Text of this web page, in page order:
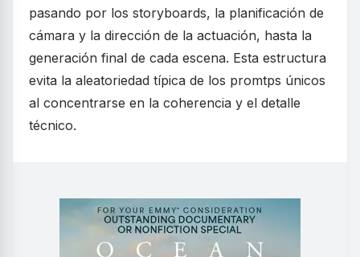
pasando por los storyboards, la planificación de
cámara y la dirección de la actuación, hasta la
generación final de cada escena. Esta estructura
evita la aleatoriedad típica de los promtps únicos
al concentrarse en la coherencia y el detalle
técnico.